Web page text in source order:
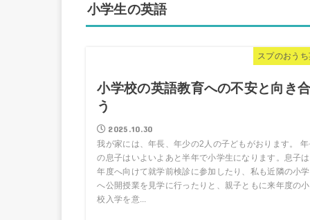
小学生の英語
スプのおう
小学校の英語教育への不安と向き
う
2025.10.30
我が家には、年長、年少の2人の子どもがおります。 年
の息子はいよいよあと半年で小学生になります。息子
年度へ向けて就学前検診に参加したり、私も近隣の小
へ公開授業を見学に行ったりと、親子ともに来年度の
校入学を意...